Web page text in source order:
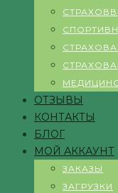
ОТЗЫВЫ
КОНТАКТЫ
БЛОГ
МОЙ АККАУНТ
ЗАКАЗЫ
ЗАГРУЗКИ